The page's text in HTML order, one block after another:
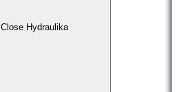
Close Hydraulika